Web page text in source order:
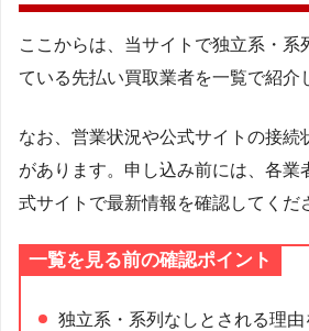
ここからは、当サイトで独立系・系
ている先払い買取業者を一覧で紹介
なお、営業状況や公式サイトの接続
があります。申し込み前には、各業
式サイトで最新情報を確認してくだ
一覧を見る前の確認ポイント
独立系・系列なしとされる理由